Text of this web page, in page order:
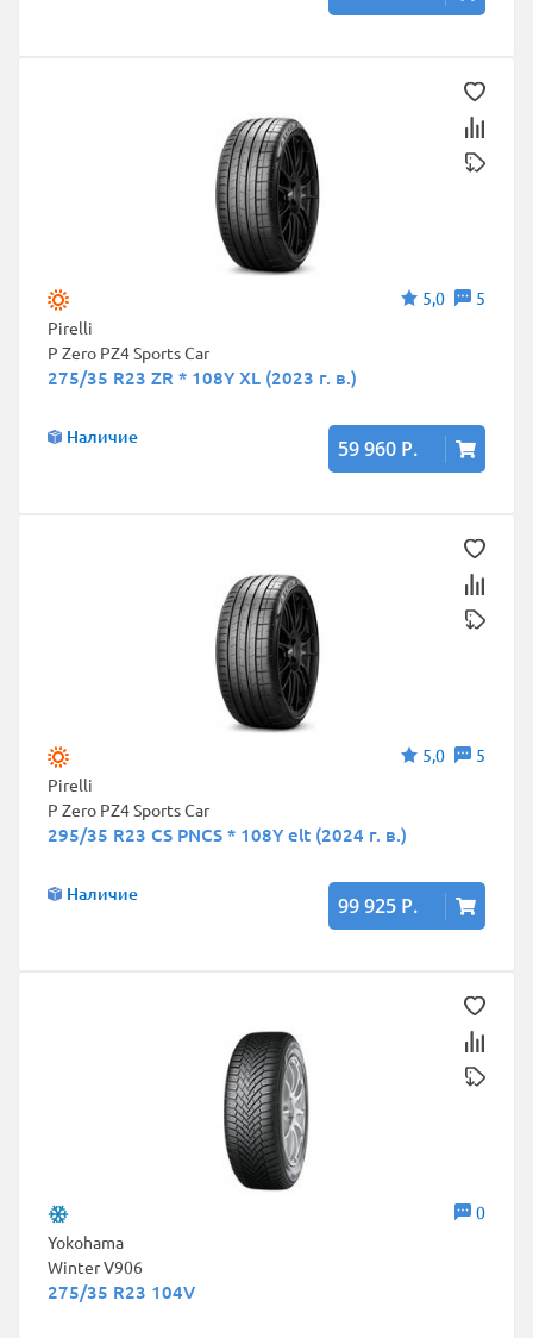
5,0
5
Pirelli
P Zero PZ4 Sports Car
275/35 R23 ZR * 108Y XL (2023 г. в.)
Наличие 59 960 Р.
5,0
5
Pirelli
P Zero PZ4 Sports Car
295/35 R23 CS PNCS * 108Y elt (2024 г. в.)
Наличие 99 925 Р.
0
Yokohama
Winter V906
275/35 R23 104V